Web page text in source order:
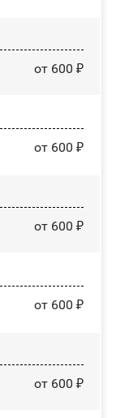
от 600 ₽
от 600 ₽
от 600 ₽
от 600 ₽
от 600 ₽